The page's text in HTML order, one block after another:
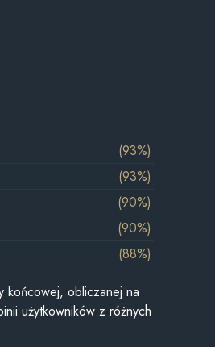
(93%)
(93%)
(90%)
(90%)
(88%)
końcowej, obliczanej na
użytkowników z różnych